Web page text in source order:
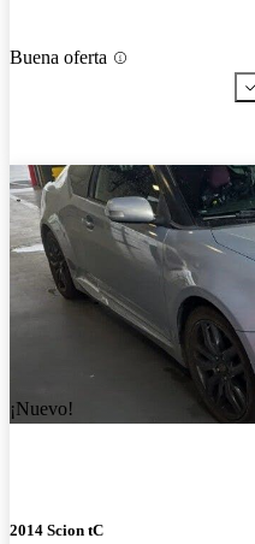
Buena oferta
¡Nuevo!
2014 Scion tC